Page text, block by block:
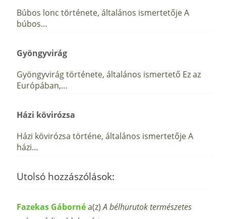
Búbos lonc története, általános ismertetője A
búbos…
Gyöngyvirág
Gyöngyvirág története, általános ismertető Ez az
Európában,…
Házi kövirózsa
Házi kövirózsa történe, általános ismertetője A
házi…
Utolsó hozzászólások:
Fazekas Gábornéa(z)A bélhurutok természetes